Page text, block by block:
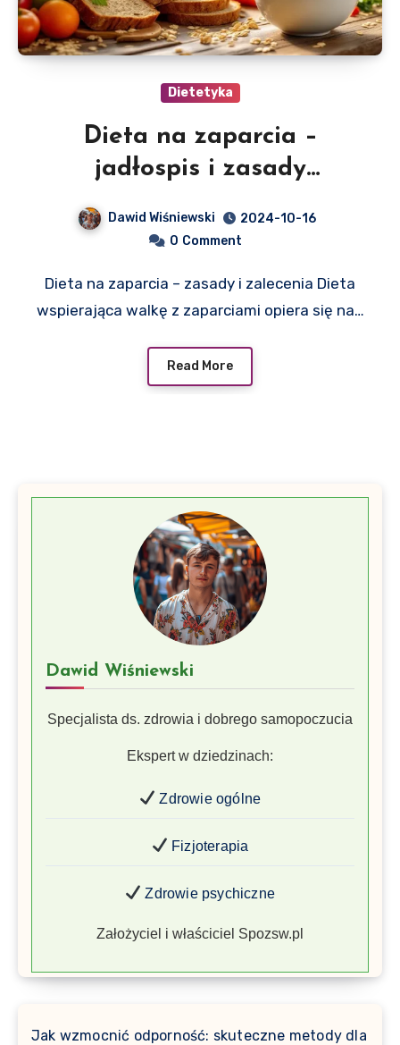
Dietetyka
Dieta na zaparcia –
jadłospis i zasady
Dawid Wiśniewski
2024-10-16
0 Comment
Dieta na zaparcia – zasady i zalecenia Dieta
wspierająca walkę z zaparciami opiera się na…
Read More
Dawid Wiśniewski
Specjalista ds. zdrowia i dobrego samopoczucia
Ekspert w dziedzinach:
Zdrowie ogólne
Fizjoterapia
Zdrowie psychiczne
Założyciel i właściciel Spozsw.pl
Jak wzmocnić odporność: skuteczne metody dla